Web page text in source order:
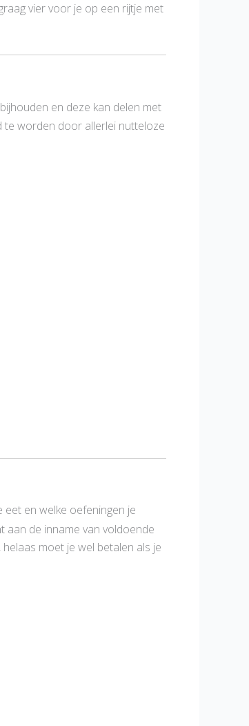
vier voor je op een rijtje met
en deze kan delen met
te worden door allerlei nutteloze
en welke oefeningen je
aan de inname van voldoende
moet je wel betalen als je